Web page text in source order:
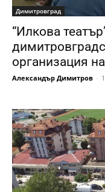
Димитровград
“Илкова
организация
Александър Димитров -